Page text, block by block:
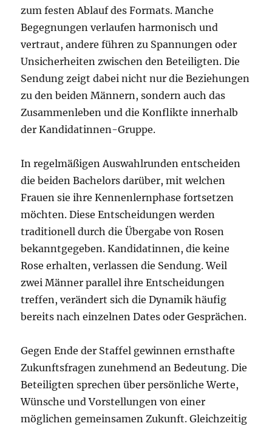
zum festen Ablauf des Formats. Manche
Begegnungen verlaufen harmonisch und
vertraut, andere führen zu Spannungen oder
Unsicherheiten zwischen den Beteiligten. Die
Sendung zeigt dabei nicht nur die Beziehungen
zu den beiden Männern, sondern auch das
Zusammenleben und die Konflikte innerhalb
der Kandidatinnen-Gruppe.
In regelmäßigen Auswahlrunden entscheiden
die beiden Bachelors darüber, mit welchen
Frauen sie ihre Kennenlernphase fortsetzen
möchten. Diese Entscheidungen werden
traditionell durch die Übergabe von Rosen
bekanntgegeben. Kandidatinnen, die keine
Rose erhalten, verlassen die Sendung. Weil
zwei Männer parallel ihre Entscheidungen
treffen, verändert sich die Dynamik häufig
bereits nach einzelnen Dates oder Gesprächen.
Gegen Ende der Staffel gewinnen ernsthafte
Zukunftsfragen zunehmend an Bedeutung. Die
Beteiligten sprechen über persönliche Werte,
Wünsche und Vorstellungen von einer
möglichen gemeinsamen Zukunft. Gleichzeitig